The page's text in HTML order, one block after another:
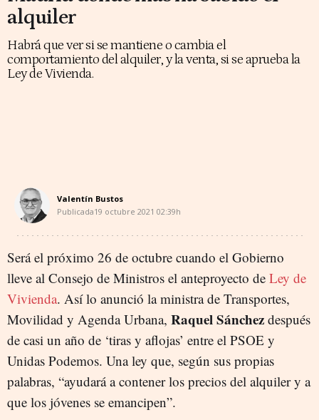
alquiler
Habrá que ver si se mantiene o cambia el
comportamiento del alquiler, y la venta, si se aprueba la
Ley de Vivienda.
Valentín Bustos
Publicada19 octubre 2021 02:39h
Será el próximo 26 de octubre cuando el Gobierno
lleve al Consejo de Ministros el anteproyecto de Ley de
Vivienda. Así lo anunció la ministra de Transportes,
Movilidad y Agenda Urbana, Raquel Sánchez después
de casi un año de ‘tiras y aflojas’ entre el PSOE y
Unidas Podemos. Una ley que, según sus propias
palabras, “ayudará a contener los precios del alquiler y a
que los jóvenes se emancipen”.